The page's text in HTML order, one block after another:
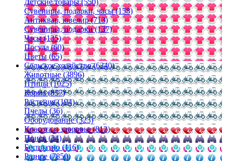
Детские товары (550)
Сувениры, подарки, часы (158)
Антиквар, ювелир (713)
Сувениры, подарки (137)
Часы (135)
Посуда (60)
Цветы (65)
Сельское хозяйство (6340)
Животные (3896)
Птицы (1025)
Корма (857)
Растения (194)
Пчелы (36)
Оборудование (323)
Красота и здоровье (812)
Поиск (34)
Бесплатно (116)
Разное (7850)